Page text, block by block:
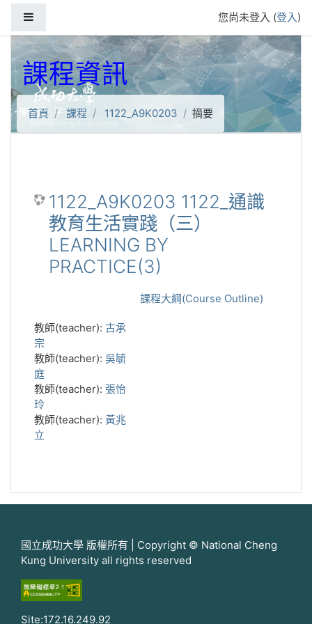
您尚未登入 (登入)
課程資訊
首頁 課程 1122_A9K0203 摘要
1122_A9K0203 1122_通識
教育生活實踐（三）
LEARNING BY
PRACTICE(3)
課程大綱(Course Outline)
教師(teacher): 古承
宗
教師(teacher): 吳毓
庭
教師(teacher): 張怡
玲
教師(teacher): 黃兆
立
國立成功大學 版權所有 | Copyright © National Cheng
Kung University all rights reserved
Site:172.16.249.92